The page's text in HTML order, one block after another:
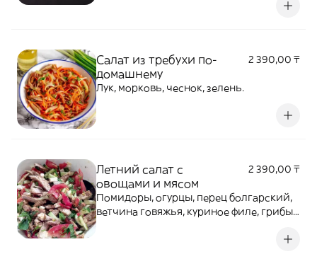
Салат из требухи по-
домашнему
2 390,00 ₸
Лук, морковь, чеснок, зелень.
Летний салат с
овощами и мясом
2 390,00 ₸
Помидоры, огурцы, перец болгарский,
ветчина говяжья, куриное филе, грибы,